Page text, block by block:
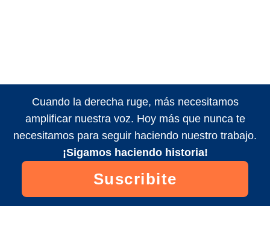
Cuando la derecha ruge, más necesitamos
amplificar nuestra voz. Hoy más que nunca te
necesitamos para seguir haciendo nuestro trabajo.
¡Sigamos haciendo historia!
Suscribite